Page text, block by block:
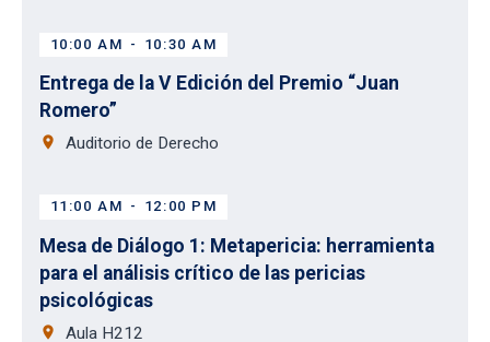
10:00 AM - 10:30 AM
Entrega de la V Edición del Premio “Juan
Romero”
place Auditorio de Derecho
11:00 AM - 12:00 PM
Mesa de Diálogo 1: Metapericia: herramienta
para el análisis crítico de las pericias
psicológicas
place
Aula H212